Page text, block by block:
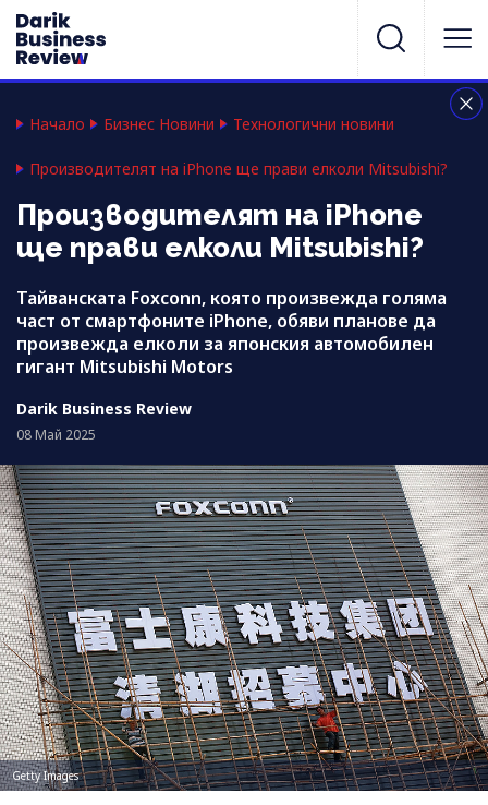
Начало Бизнес Новини Технологични новини
Производителят на iPhone ще прави елколи Mitsubishi?
Производителят на iPhone
ще прави елколи Mitsubishi?
Тайванската Foxconn, която произвежда голяма
част от смартфоните iPhone, обяви планове да
произвежда елколи за японския автомобилен
гигант Mitsubishi Motors
Darik Business Review
08 Май 2025
Getty Images